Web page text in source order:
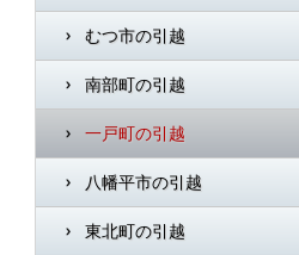
むつ市の引越
南部町の引越
一戸町の引越
八幡平市の引越
東北町の引越